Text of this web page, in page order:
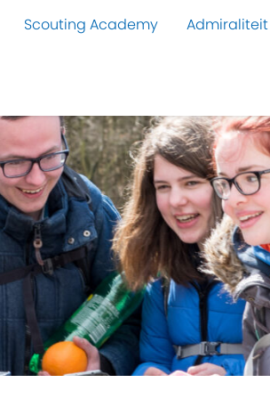
Scouting Academy Admiraliteit